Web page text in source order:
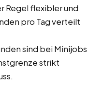
Regel flexibler und
pro Tag verteilt
sind bei Minijobs
strikt